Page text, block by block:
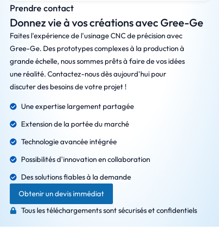
Prendre contact
Donnez vie à vos créations avec Gree-Ge
Faites l'expérience de l'usinage CNC de précision avec
Gree-Ge. Des prototypes complexes à la production à
grande échelle, nous sommes prêts à faire de vos idées
une réalité. Contactez-nous dès aujourd'hui pour
discuter des besoins de votre projet !
Une expertise largement partagée
Extension de la portée du marché
Technologie avancée intégrée
Possibilités d'innovation en collaboration
Des solutions fiables à la demande
Obtenir un devis immédiat
Tous les téléchargements sont sécurisés et confidentiels